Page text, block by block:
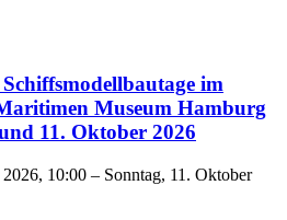
im
Museum Hamburg
11. Oktober 2026
10:00 – Sonntag, 11. Oktober